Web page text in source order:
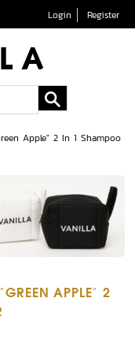
Login Register
Apple" 2 In 1 Shampoo
APPLE" 2